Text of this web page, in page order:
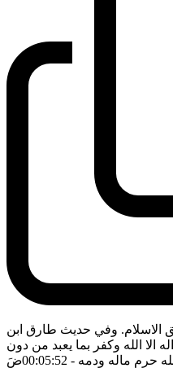
الاسلام. وفي حديث طارق ابن
الا الله وكفر بما يعبد من دون
حرم ماله ودمه - 00:05:52 ضَ